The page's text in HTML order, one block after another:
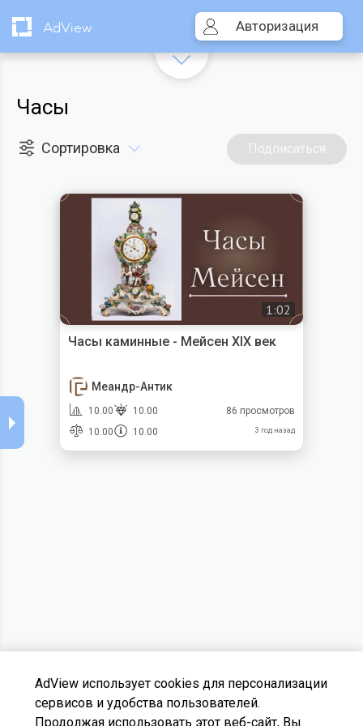
AdView Авторизация
Часы
Сортировка Подписаться
1:02
Часы каминные - Мейсен XIX век
Меандр-Антик
10.00
10.00
10.00
10.00
86 просмотров
3 год назад
AdView использует cookies для персонализации
сервисов и удобства пользователей.
Продолжая использовать этот веб-сайт, Вы